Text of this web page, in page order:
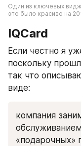
Один из ключевых
это было красиво на
IQCard
Если честно я
поскольку
так что
виде:
компания
«подарочных»